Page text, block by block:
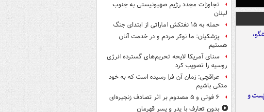
پَست‌ و
تجاوزات مجدد رژیم صهیونیستی به جنوب
لبنان
حمله به ۱۵ نفتکش‌ اماراتی از ابتدای جنگ
پزشکیان: ما نوکر مردم و در خدمت آنان
هستیم
سنای آمریکا لایحه تحریم‌های گسترده انرژی
روسیه را تصویب کرد
عراقچی: زمان آن فرا رسیده است که به خود
متکی باشیم
۶ فوتی و ۵ مصدوم بر اثر تصادف زنجیره‌ای
بدون تعارف با پدر و پسر قهرمان